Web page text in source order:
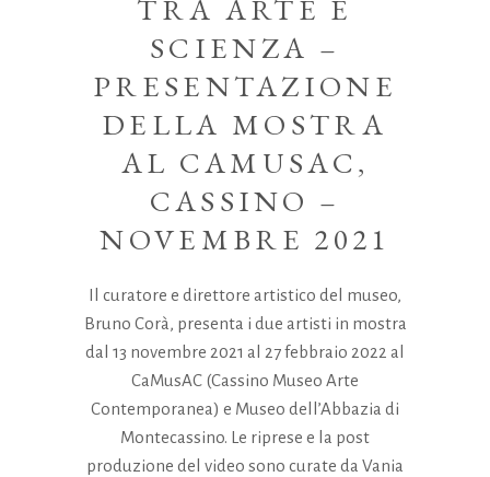
TRA ARTE E
SCIENZA –
PRESENTAZIONE
DELLA MOSTRA
AL CAMUSAC,
CASSINO –
NOVEMBRE 2021
Il curatore e direttore artistico del museo,
Bruno Corà, presenta i due artisti in mostra
dal 13 novembre 2021 al 27 febbraio 2022 al
CaMusAC (Cassino Museo Arte
Contemporanea) e Museo dell’Abbazia di
Montecassino. Le riprese e la post
produzione del video sono curate da Vania